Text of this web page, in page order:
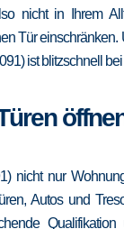
nicht in Ihrem
Tür
ist blitzschnell
nicht nur
Autos und